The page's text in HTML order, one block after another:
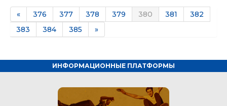
« 376 377 378 379 380 381
382
383
384 385 »
ИНФОРМАЦИОННЫЕ ПЛАТФОРМЫ